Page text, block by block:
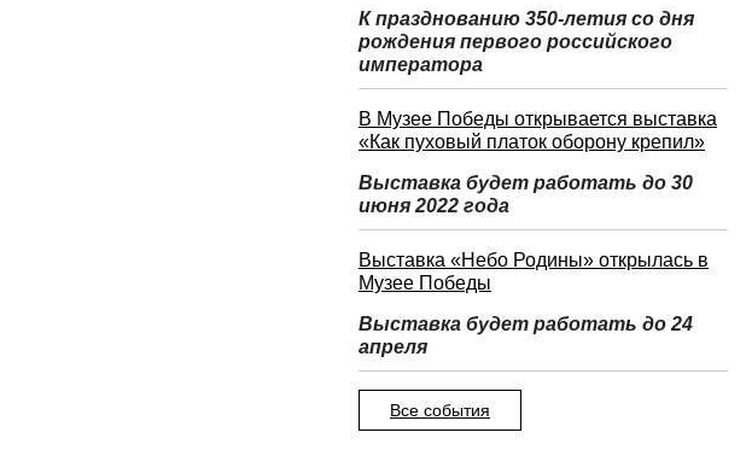
К празднованию 350-летия со дня
рождения первого российского
императора
В Музее Победы открывается выставка
«Как пуховый платок оборону крепил»
Выставка будет работать до 30
июня 2022 года
Выставка «Небо Родины» открылась в
Музее Победы
Выставка будет работать до 24
апреля
Все события